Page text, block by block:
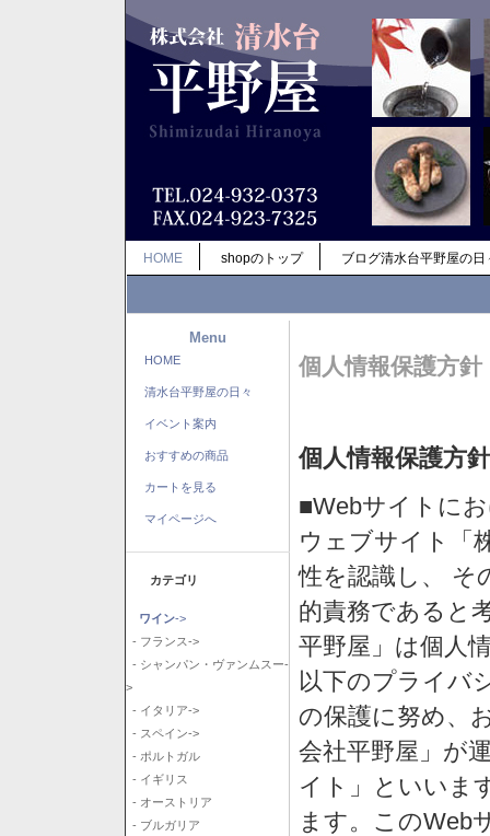
HOME shopのトップ ブログ清水台平野屋の日
Menu
HOME
清水台平野屋の日々
イベント案内
おすすめの商品
カートを見る
マイページへ
カテゴリ
ワイン->
- フランス->
- シャンパン・ヴァンムスー-
>
- イタリア->
- スペイン->
- ポルトガル
- イギリス
- オーストリア
- ブルガリア
個人情報保護方針
個人情報保護方針
■Webサイトに
ウェブサイト「
性を認識し、 そ
的責務であると
平野屋」は個人
以下のプライバ
の保護に努め、
会社平野屋」が
イト」といいま
ます。このWeb